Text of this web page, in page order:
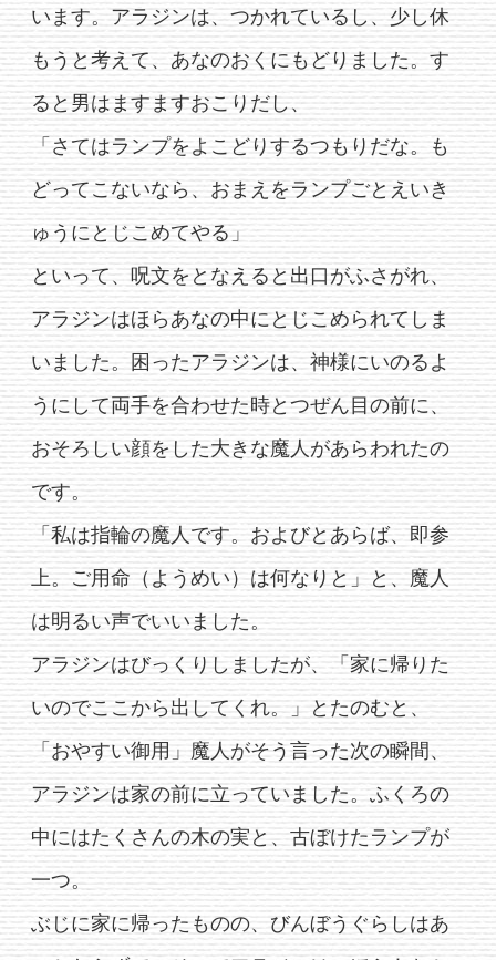
います。アラジンは、つかれているし、少し休
もうと考えて、あなのおくにもどりました。す
ると男はますますおこりだし、
「さてはランプをよこどりするつもりだな。も
どってこないなら、おまえをランプごとえいき
ゅうにとじこめてやる」
といって、呪文をとなえると出口がふさがれ、
アラジンはほらあなの中にとじこめられてしま
いました。困ったアラジンは、神様にいのるよ
うにして両手を合わせた時とつぜん目の前に、
おそろしい顔をした大きな魔人があらわれたの
です。
「私は指輪の魔人です。およびとあらば、即参
上。ご用命（ようめい）は何なりと」と、魔人
は明るい声でいいました。
アラジンはびっくりしましたが、「家に帰りた
いのでここから出してくれ。」とたのむと、
「おやすい御用」魔人がそう言った次の瞬間、
アラジンは家の前に立っていました。ふくろの
中にはたくさんの木の実と、古ぼけたランプが
一つ。
ぶじに家に帰ったものの、びんぼうぐらしはあ